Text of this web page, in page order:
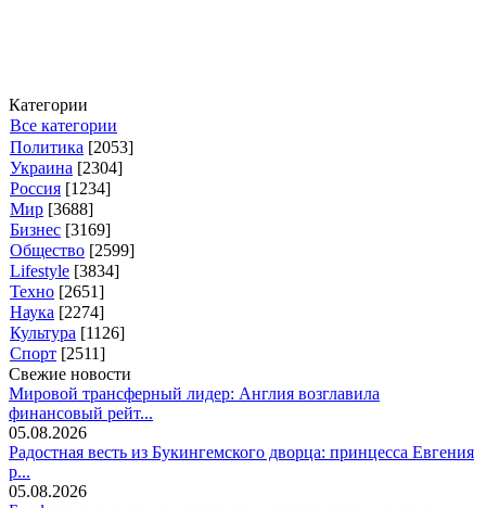
Категории
Все категории
Политика [2053]
Украина [2304]
Россия [1234]
Мир [3688]
Бизнес [3169]
Общество [2599]
Lifestyle [3834]
Техно [2651]
Наука [2274]
Культура [1126]
Спорт [2511]
Свежие новости
Мировой трансферный лидер: Англия возглавила
финансовый рейт...
05.08.2026
Радостная весть из Букингемского дворца: принцесса Евгения
р...
05.08.2026